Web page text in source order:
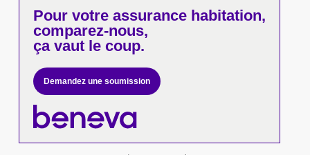
Pour votreassurance habitation,
comparez-nous,
ça vaut le coup.
Demandez une soumission